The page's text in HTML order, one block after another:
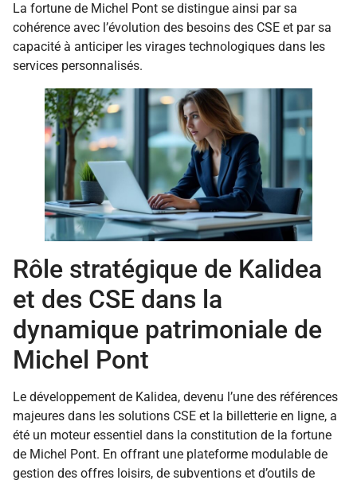
La fortune de Michel Pont se distingue ainsi par sa
cohérence avec l’évolution des besoins des CSE et par sa
capacité à anticiper les virages technologiques dans les
services personnalisés.
Rôle stratégique de Kalidea
et des CSE dans la
dynamique patrimoniale de
Michel Pont
Le développement de Kalidea, devenu l’une des références
majeures dans les solutions CSE et la billetterie en ligne, a
été un moteur essentiel dans la constitution de la fortune
de Michel Pont. En offrant une plateforme modulable de
gestion des offres loisirs, de subventions et d’outils de